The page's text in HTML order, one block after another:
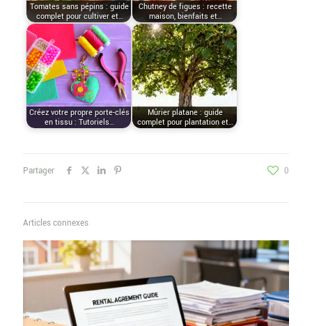
Tomates sans pépins : guide
complet pour cultiver et…
Chutney de figues : recette
maison, bienfaits et…
Créez votre propre porte-clés
en tissu : Tutoriels…
Mûrier platane : guide
complet pour plantation et…
Partager 0
Articles connexes